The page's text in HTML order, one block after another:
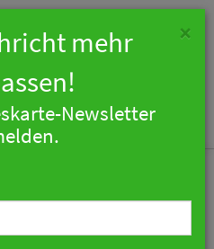
×
mehr
Newsletter